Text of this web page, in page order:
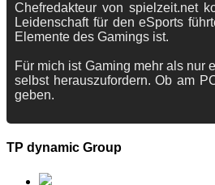
Chefredakteur von spielzeit.net
Leidenschaft für den eSports
Elemente des Gamings ist.
Für mich ist Gaming mehr als nur
selbst herauszufordern. Ob am
geben.
TP dynamic Group